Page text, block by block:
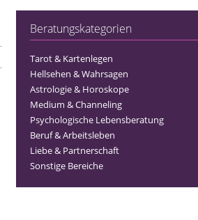
Beratungskategorien
Tarot & Kartenlegen
Hellsehen & Wahrsagen
Astrologie & Horoskope
Medium & Channeling
Psychologische Lebensberatung
Beruf & Arbeitsleben
Liebe & Partnerschaft
Sonstige Bereiche